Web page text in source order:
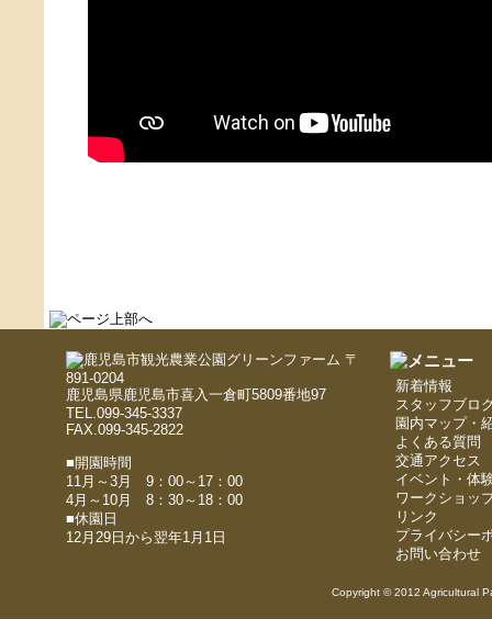
〒
891-0204
鹿児島県鹿児島市喜入一倉町5809番地97
TEL.099-345-3337
FAX.099-345-2822
■開園時間
11月～3月 9：00～17：00
4月～10月 8：30～18：00
■休園日
12月29日から翌年1月1日
新着情報
スタッフブロ
園内マップ・
よくある質問
交通アクセス
イベント・体
ワークショッ
リンク
プライバシー
お問い合わせ
Copyright © 2012 Agricultural